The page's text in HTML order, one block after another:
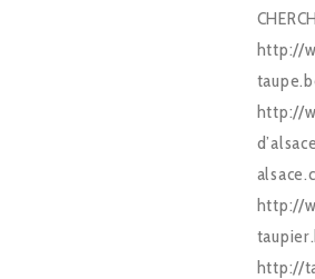
http://
http://
http://
http://